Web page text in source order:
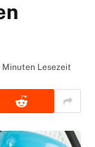
Minuten Lesezeit